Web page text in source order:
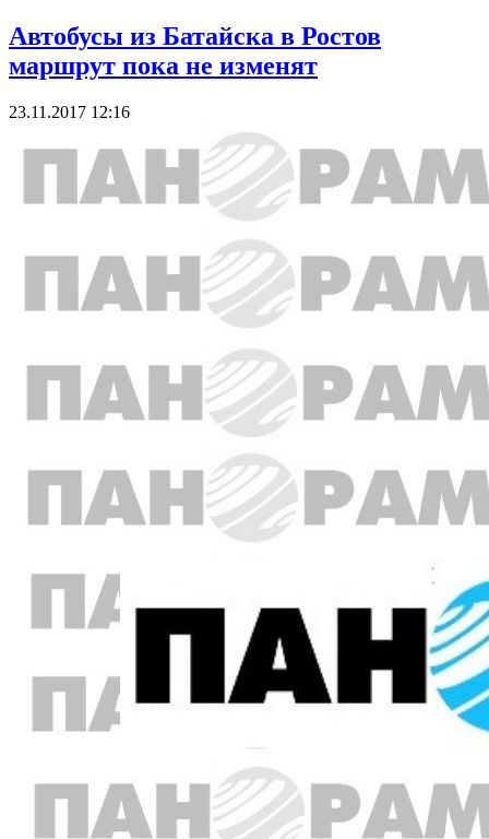
Автобусы из Батайска в Ростов
маршрут пока не изменят
23.11.2017 12:16